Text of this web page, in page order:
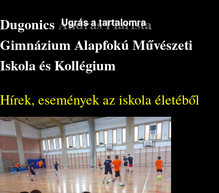
Ugrás a tartalomra
Dugonics András Piarista
Gimnázium Alapfokú Művészeti
Iskola és Kollégium
Hírek, események az iskola életéből